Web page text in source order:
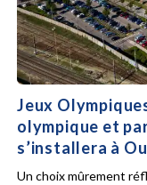
Jeux
olympique et
s’installera à
Un choix mûrement